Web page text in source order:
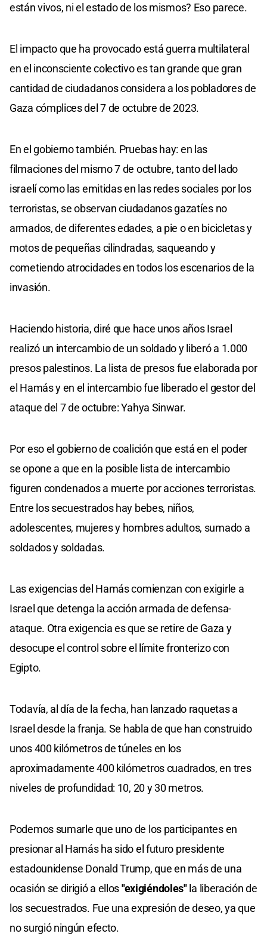
están vivos, ni el estado de los mismos? Eso parece.
El impacto que ha provocado está guerra multilateral
en el inconsciente colectivo es tan grande que gran
cantidad de ciudadanos considera a los pobladores de
Gaza cómplices del 7 de octubre de 2023.
En el gobierno también. Pruebas hay: en las
filmaciones del mismo 7 de octubre, tanto del lado
israelí como las emitidas en las redes sociales por los
terroristas, se observan ciudadanos gazatíes no
armados, de diferentes edades, a pie o en bicicletas y
motos de pequeñas cilindradas, saqueando y
cometiendo atrocidades en todos los escenarios de la
invasión.
Haciendo historia, diré que hace unos años Israel
realizó un intercambio de un soldado y liberó a 1.000
presos palestinos. La lista de presos fue elaborada por
el Hamás y en el intercambio fue liberado el gestor del
ataque del 7 de octubre: Yahya Sinwar.
Por eso el gobierno de coalición que está en el poder
se opone a que en la posible lista de intercambio
figuren condenados a muerte por acciones terroristas.
Entre los secuestrados hay bebes, niños,
adolescentes, mujeres y hombres adultos, sumado a
soldados y soldadas.
Las exigencias del Hamás comienzan con exigirle a
Israel que detenga la acción armada de defensa-
ataque. Otra exigencia es que se retire de Gaza y
desocupe el control sobre el límite fronterizo con
Egipto.
Todavía, al día de la fecha, han lanzado raquetas a
Israel desde la franja. Se habla de que han construido
unos 400 kilómetros de túneles en los
aproximadamente 400 kilómetros cuadrados, en tres
niveles de profundidad: 10, 20 y 30 metros.
Podemos sumarle que uno de los participantes en
presionar al Hamás ha sido el futuro presidente
estadounidense Donald Trump, que en más de una
ocasión se dirigió a ellos"exigiéndoles"la liberación de
los secuestrados. Fue una expresión de deseo, ya que
no surgió ningún efecto.